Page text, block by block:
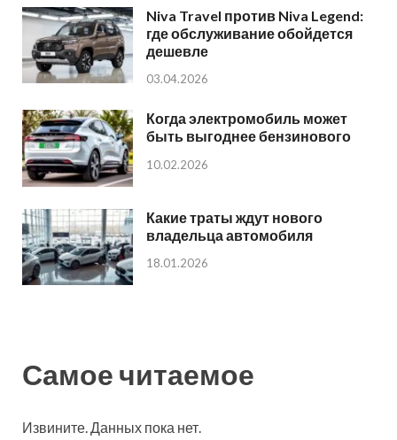
Niva Travel против Niva Legend:
где обслуживание обойдется
дешевле
03.04.2026
Когда электромобиль может
быть выгоднее бензинового
10.02.2026
Какие траты ждут нового
владельца автомобиля
18.01.2026
Самое читаемое
Извините. Данных пока нет.